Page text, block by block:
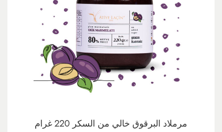
مرملاد البرقوق خالي من السكر 220 غرام